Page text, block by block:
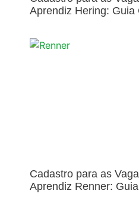
Aprendiz Hering: Guia
Cadastro para as
Aprendiz Renner: